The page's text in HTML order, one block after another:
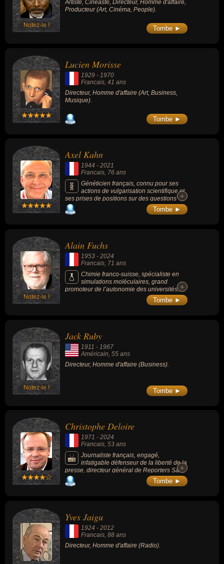
Notez-le !
Artiste, Cinéaste, Directeur, Homme d'affaire,
Producteur (Art, Cinéma, People).
Tombe ►
Lucien Morisse
1929 - 1970
Francais, 41 ans
Directeur, Homme d'affaire (Art, Business,
Musique).
Tombe ►
Axel Kahn
1944 - 2021
Francais, 76 ans
Généticien français, connu pour ses
actions de vulgarisation scientifique et
ses prises de positions sur des questions
éthiques et philosophiques ayant trait à la
médecine et aux biotechnologies,
Paris-Descartes de 2007 à 2011 puis de la
Ligue nationale contre le cancer de 2019 à
+
+
Tombe ►
Notez-le !
Alain Fuchs
1953 - 2024
Francais, 71 ans
Chimie franco-suisse, spécialiste en
simulations moléculaires, grand
promoteur de l’autonomie des universités, il
est président du CNRS de 2010 à 2017. Il
préside l'Université PSL (Paris Sciences et
+
+
Tombe ►
Notez-le !
Jack Ruby
1911 - 1967
Américain , 55 ans
Directeur, Homme d'affaire (Business).
Tombe ►
Christophe Deloire
1971 - 2024
Francais, 53 ans
Journaliste français, engagé,
infatigable défenseur de la liberté de la
presse, directeur général de Reporters Sans
Frontières (RSF) de 2012 à sa mort en 2024.
+
+
Tombe ►
Yves Jaigu
1924 - 2012
Francais , 88 ans
Directeur, Homme d'affaire (Radio).